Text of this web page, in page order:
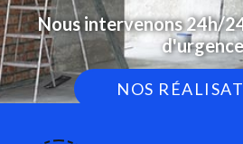
Nous intervenons 24h/
d'urgence
NOS